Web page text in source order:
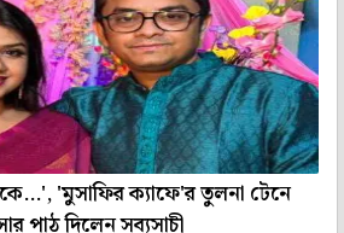
'মুসাফির ক্যাফে'র তুলনা টেনে
পাঠ দিলেন সব্যসাচী